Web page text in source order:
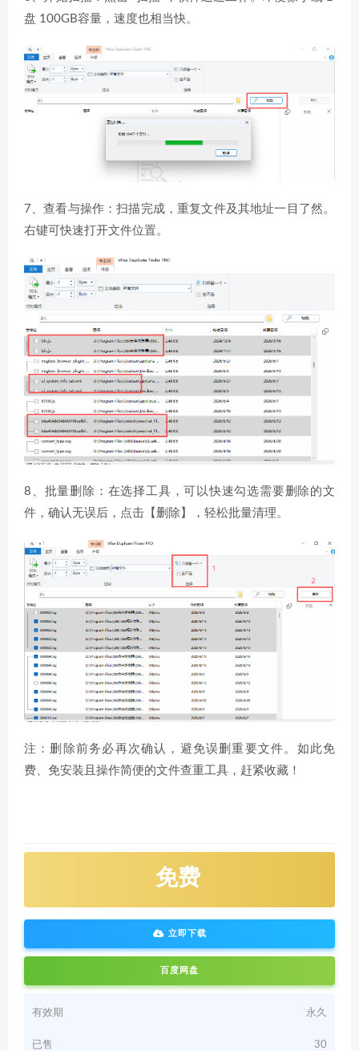
盘 100GB容量，速度也相当快。
7、查看与操作：扫描完成，重复文件及其地址一目了然。
右键可快速打开文件位置。
8、批量删除：在选择工具，可以快速勾选需要删除的文
件，确认无误后，点击【删除】，轻松批量清理。
注：删除前务必再次确认，避免误删重要文件。如此免
费、免安装且操作简便的文件查重工具，赶紧收藏！
免费
立即下载
百度网盘
有效期 永久
已售 30